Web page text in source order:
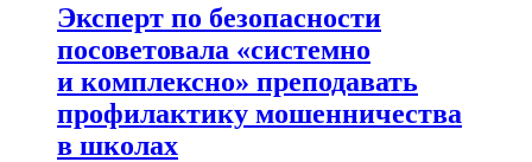
Эксперт по безопасности
посоветовала «системно
и комплексно» преподавать
профилактику мошенничества
в школах